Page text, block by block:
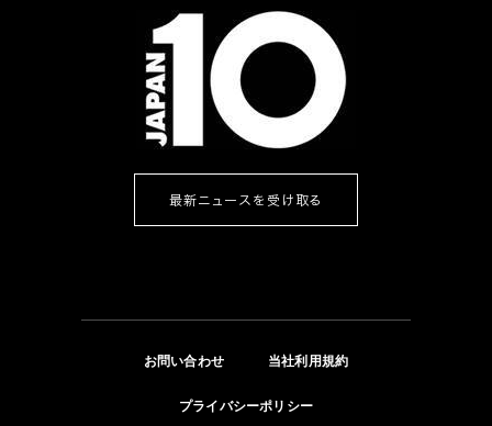
最新ニュースを受け取る
お問い合わせ 当社利用規約
プライバシーポリシー